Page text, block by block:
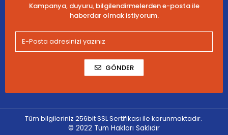
Kampanya, duyuru, bilgilendirmelerden e-posta ile
haberdar olmak istiyorum.
GÖNDER
Tüm bilgileriniz 256bit SSL Sertifikası ile korunmaktadır.
© 2022 Tüm Hakları Saklıdır